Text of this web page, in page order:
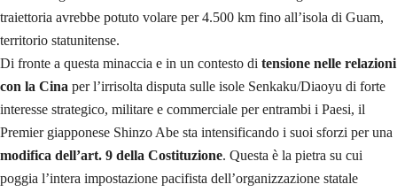
traiettoria avrebbe potuto volare per 4.500 km fino all’isola di Guam,
territorio statunitense.
Di fronte a questa minaccia e in un contesto di tensione nelle relazioni
con la Cina per l’irrisolta disputa sulle isole Senkaku/Diaoyu di forte
interesse strategico, militare e commerciale per entrambi i Paesi, il
Premier giapponese Shinzo Abe sta intensificando i suoi sforzi per una
modifica dell’art. 9 della Costituzione. Questa è la pietra su cui
poggia l’intera impostazione pacifista dell’organizzazione statale